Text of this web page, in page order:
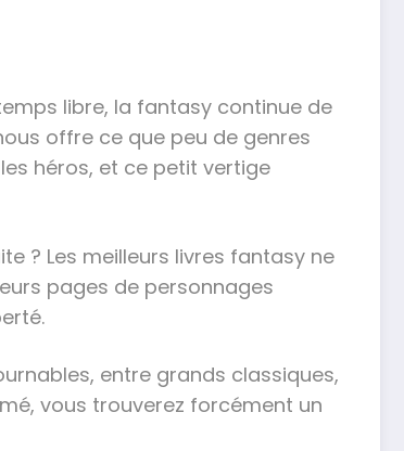
libre, la fantasy continue de
offre ce que peu de genres
héros, et ce petit vertige
? Les meilleurs livres fantasy ne
pages de personnages
entre grands classiques,
vous trouverez forcément un